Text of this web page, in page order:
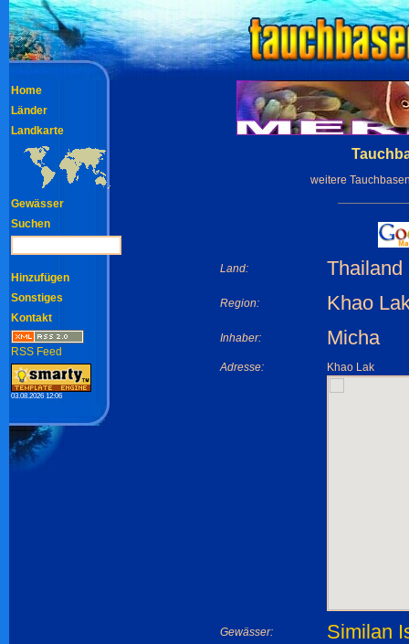
weitere
Land: Thailand
Region: Khao
Inhaber: Micha
Adresse: Khao Lak
Gewässer: Similan
Home
Länder
Landkarte
Gewässer
Suchen
Hinzufügen
Sonstiges
Kontakt
RSS Feed
03.08.2026 12:06